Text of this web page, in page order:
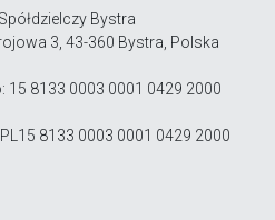
Bystra
3, 43-360 Bystra, Polska
15 8133 0003 0001 0429 2000
PL15 8133 0003 0001 0429 2000